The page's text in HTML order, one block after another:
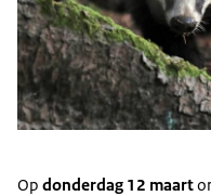
Op donderdag 12 maart